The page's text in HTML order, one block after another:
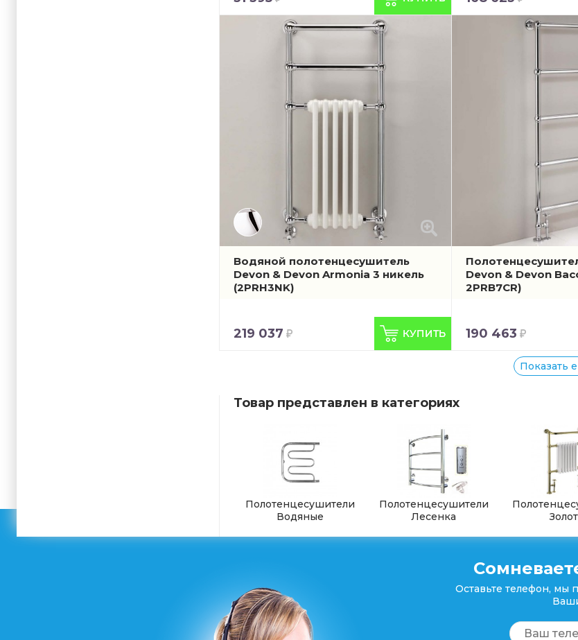
Водяной полотенцесушитель
Devon & Devon Armonia 3 никель
(2PRH3NK)
219 037
Devon & Devon
2PRB7CR)
190 463
Показать
Товар представлен в категориях
Полотенцесушители
Водяные
Полотенцесушители
Лесенка
Оставьте телефон, мы